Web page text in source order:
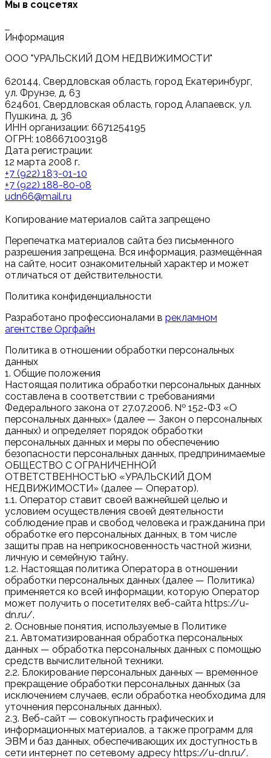
Мы в соцсетях
Информация
ООО "УРАЛЬСКИЙ ДОМ НЕДВИЖИМОСТИ"
620144, Свердловская область, город Екатеринбург,
ул. Фрунзе, д. 63
624601, Свердловская область, город Алапаевск, ул.
Пушкина, д. 36
ИНН организации: 6671254195
ОГРН: 1086671003198
Дата регистрации:
12 марта 2008 г.
+7 (922) 183-01-10
+7 (922) 188-80-08
udn66@mail.ru
Копирование материалов сайта запрещено
Перепечатка материалов сайта без письменного
разрешения запрещена. Вся информация, размещённая
на сайте, носит ознакомительный характер и может
отличаться от действительности.
Политика конфиденциальности
Разработано профессионалами в рекламном
агентстве Оргфайн
Политика в отношении обработки персональных
данных
1. Общие положения
Настоящая политика обработки персональных данных
составлена в соответствии с требованиями
Федерального закона от 27.07.2006. № 152-ФЗ «О
персональных данных» (далее — Закон о персональных
данных) и определяет порядок обработки
персональных данных и меры по обеспечению
безопасности персональных данных, предпринимаемые
ОБЩЕСТВО С ОГРАНИЧЕННОЙ
ОТВЕТСТВЕННОСТЬЮ «УРАЛЬСКИЙ ДОМ
НЕДВИЖИМОСТИ» (далее — Оператор).
1.1. Оператор ставит своей важнейшей целью и
условием осуществления своей деятельности
соблюдение прав и свобод человека и гражданина при
обработке его персональных данных, в том числе
защиты прав на неприкосновенность частной жизни,
личную и семейную тайну.
1.2. Настоящая политика Оператора в отношении
обработки персональных данных (далее — Политика)
применяется ко всей информации, которую Оператор
может получить о посетителях веб-сайта https://u-
dn.ru/.
2. Основные понятия, используемые в Политике
2.1. Автоматизированная обработка персональных
данных — обработка персональных данных с помощью
средств вычислительной техники.
2.2. Блокирование персональных данных — временное
прекращение обработки персональных данных (за
исключением случаев, если обработка необходима для
уточнения персональных данных).
2.3. Веб-сайт — совокупность графических и
информационных материалов, а также программ для
ЭВМ и баз данных, обеспечивающих их доступность в
сети интернет по сетевому адресу https://u-dn.ru/.